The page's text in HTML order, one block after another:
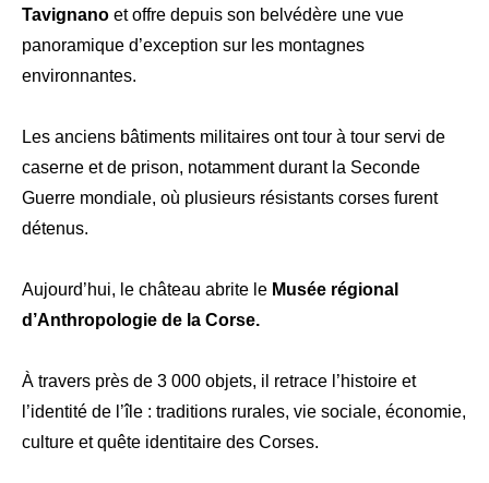
Tavignano et offre depuis son belvédère une vue
panoramique d’exception sur les montagnes
environnantes.
Les anciens bâtiments militaires ont tour à tour servi de
caserne et de prison, notamment durant la Seconde
Guerre mondiale, où plusieurs résistants corses furent
détenus.
Aujourd’hui, le château abrite le Musée régional
d’Anthropologie de la Corse.
À travers près de 3 000 objets, il retrace l’histoire et
l’identité de l’île : traditions rurales, vie sociale, économie,
culture et quête identitaire des Corses.